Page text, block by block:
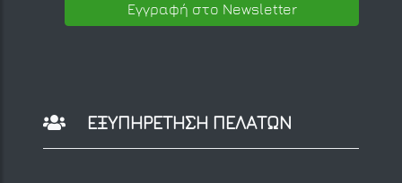
Εγγραφή στο Newsletter
ΕΞΥΠΗΡΕΤΗΣΗ ΠΕΛΑΤΩΝ